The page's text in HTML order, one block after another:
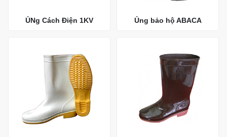
ỦNg Cách Điện 1KV Ủng bảo hộ ABACA